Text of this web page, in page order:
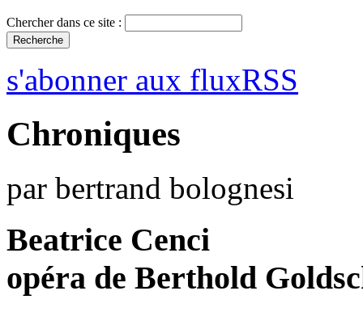
Chercher dans ce site :
s'abonner aux fluxRSS
Chroniques
par bertrand bolognesi
Beatrice Cenci
opéra de Berthold